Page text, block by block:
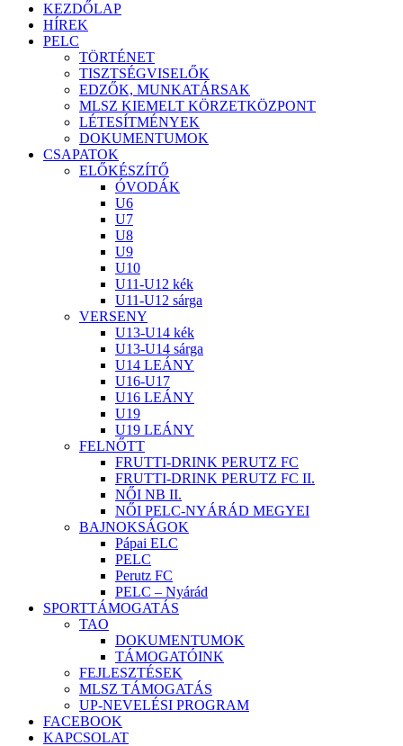
KEZDŐLAP
HÍREK
PELC
TÖRTÉNET
TISZTSÉGVISELŐK
EDZŐK, MUNKATÁRSAK
MLSZ KIEMELT KÖRZETKÖZPONT
LÉTESÍTMÉNYEK
DOKUMENTUMOK
CSAPATOK
ELŐKÉSZÍTŐ
ÓVODÁK
U6
U7
U8
U9
U10
U11-U12 kék
U11-U12 sárga
VERSENY
U13-U14 kék
U13-U14 sárga
U14 LEÁNY
U16-U17
U16 LEÁNY
U19
U19 LEÁNY
FELNŐTT
FRUTTI-DRINK PERUTZ FC
FRUTTI-DRINK PERUTZ FC II.
NŐI NB II.
NŐI PELC-NYÁRÁD MEGYEI
BAJNOKSÁGOK
Pápai ELC
PELC
Perutz FC
PELC – Nyárád
SPORTTÁMOGATÁS
TAO
DOKUMENTUMOK
TÁMOGATÓINK
FEJLESZTÉSEK
MLSZ TÁMOGATÁS
UP-NEVELÉSI PROGRAM
FACEBOOK
KAPCSOLAT